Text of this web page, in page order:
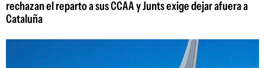
rechazan el reparto a sus CCAA y Junts exige dejar afuera a
Cataluña